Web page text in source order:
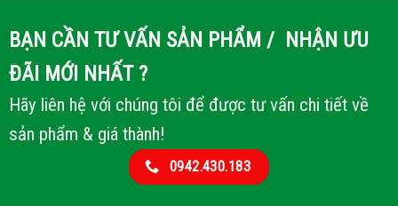
BẠN CẦN TƯ VẤN SẢN PHẨM / NHẬN ƯU
ĐÃI MỚI NHẤT ?
Hãy liên hệ với chúng tôi để được tư vấn chi tiết về
sản phẩm & giá thành!
0942.430.183